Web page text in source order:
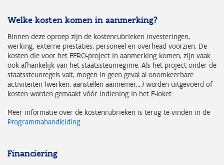
Welke kosten komen in aanmerking?
Binnen deze oproep zijn de kostenrubrieken investeringen,
werking, externe prestaties, personeel en overhead voorzien. De
kosten die voor het EFRO-project in aanmerking komen, zijn vaak
ook afhankelijk van het staatssteunregime. Als het project onder de
staatssteunregels valt, mogen in geen geval al onomkeerbare
activiteiten (werken, aanstellen aannemer,…) worden uitgevoerd of
kosten worden gemaakt vóór indiening in het E-loket.
Meer informatie over de kostenrubrieken is terug te vinden in de
Programmahandleiding.
Financiering